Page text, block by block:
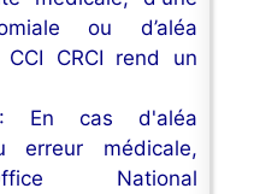
ou d’aléa
CRCI rend un
cas d'aléa
erreur médicale,
National